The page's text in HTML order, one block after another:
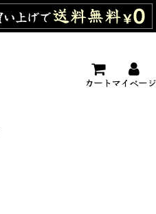
カートマイページ